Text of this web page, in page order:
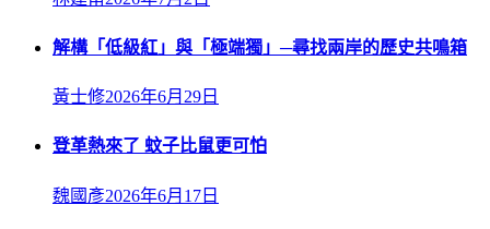
解構「低級紅」與「極端獨」─尋找兩岸的歷史共鳴箱
黃士修2026年6月29日
登革熱來了 蚊子比鼠更可怕
魏國彥2026年6月17日